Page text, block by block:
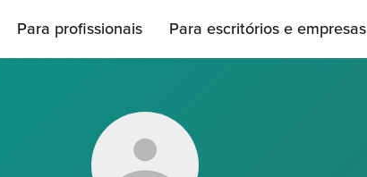
Para profissionais Para escritórios e empresas